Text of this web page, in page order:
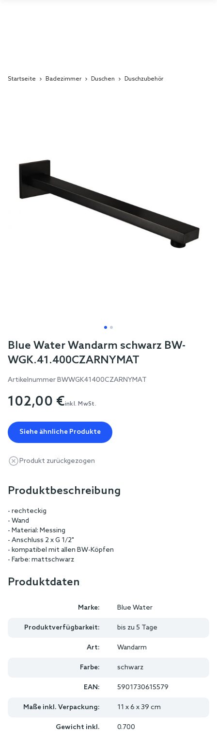
Startseite Badezimmer Duschen Duschzubehör
the
images
gallery
Skip
to
beginning
the
gallery
Blue Water Wandarm schwarz BW-
WGK.41.400CZARNYMAT
ArtikelnummerBWWGK41400CZARNYMAT
102,00 €inkl. MwSt.
Siehe ähnliche Produkte
Produkt zurückgezogen
Produktbeschreibung
- rechteckig
- Wand
- Material: Messing
- Anschluss 2 x G 1/2"
- kompatibel mit allen BW-Köpfen
- Farbe: mattschwarz
Produktdaten
Marke: Blue Water
Produktverfügbarkeit: bis zu 5 Tage
Art: Wandarm
Farbe: schwarz
EAN: 5901730615579
Maße inkl. Verpackung: 11 x 6 x 39 cm
Gewicht inkl.
0.700